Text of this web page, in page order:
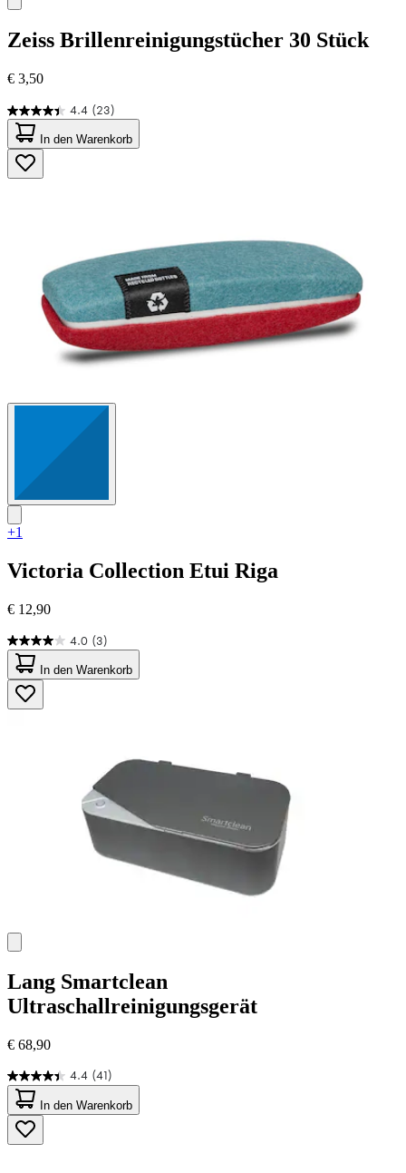
Zeiss Brillenreinigungstücher 30 Stück
€ 3,50
4.4 (23)
4.4
von
5
Sternen.
23
In den Warenkorb
+1
Victoria Collection Etui Riga
€ 12,90
4.0 (3)
4.0
von
5
Sternen.
3
In den Warenkorb
Lang Smartclean
Ultraschallreinigungsgerät
€ 68,90
4.4 (41)
4.4
von
5
Sternen.
41
In den Warenkorb